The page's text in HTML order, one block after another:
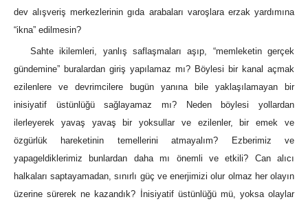
dev alışveriş merkezlerinin gıda arabaları varoşlara erzak yardımına
“ikna” edilmesin?
Sahte ikilemleri, yanlış saflaşmaları aşıp, “memleketin gerçek
gündemine” buralardan giriş yapılamaz mı? Böylesi bir kanal açmak
ezilenlere ve devrimcilere bugün yanına bile yaklaşılamayan bir
inisiyatif üstünlüğü sağlayamaz mı? Neden böylesi yollardan
ilerleyerek yavaş yavaş bir yoksullar ve ezilenler, bir emek ve
özgürlük hareketinin temellerini atmayalım? Ezberimiz ve
yapageldiklerimiz bunlardan daha mı önemli ve etkili? Can alıcı
halkaları saptayamadan, sınırlı güç ve enerjimizi olur olmaz her olayın
üzerine sürerek ne kazandık? İnisiyatif üstünlüğü mü, yoksa olaylar